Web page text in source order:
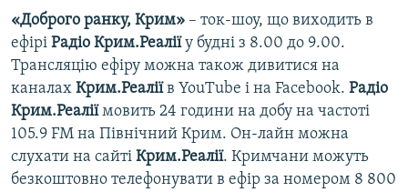
«Доброго ранку, Крим» – ток-шоу, що виходить в
ефірі Радіо Крим.Реаліїу будні з 8.00 до 9.00.
Трансляцію ефіру можна також дивитися на
каналах Крим.Реаліїв YouTube і на Facebook. Радіо
Крим.Реаліїмовить 24 години на добу на частоті
105.9 FM на Північний Крим. Он-лайн можна
слухати на сайті Крим.Реалії. Кримчани можуть
безкоштовно телефонувати в ефір за номером 8 800